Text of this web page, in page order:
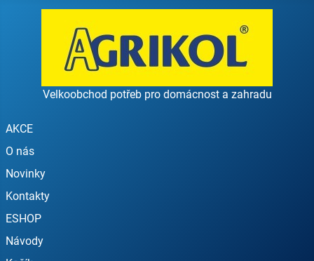
Velkoobchod potřeb pro domácnost a zahradu
AKCE
O nás
Novinky
Kontakty
ESHOP
Návody